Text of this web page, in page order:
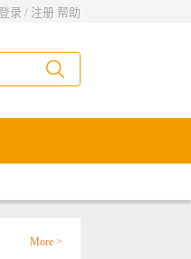
登录 / 注册 帮助
More >